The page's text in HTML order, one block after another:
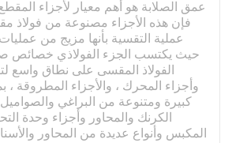
عمق الصلابة هو أهم معيار لأجزاء
فإن هذه الأجزاء مصنوعة من
عملية التقسية بأنها مزيج من
حيث يكتسب الجزء الفولاذي خصائص
الفولاذ المقسى على نطاق واسع
وأجزاء المحرك ، والأجزاء المطروقة
كبيرة ومتنوعة من البراغي
الكرنك والمحاور وأجزاء وحدة
المكبس وأنواع عديدة من المحاور